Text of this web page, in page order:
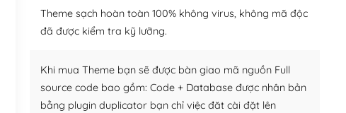
Theme sạch hoàn toàn 100% không virus, không mã độc
đã được kiểm tra kỹ lưỡng.
Khi mua Theme bạn sẽ được bàn giao mã nguồn Full
source code bao gồm: Code + Database được nhân bản
bằng plugin duplicator bạn chỉ việc đăt cài đặt lên